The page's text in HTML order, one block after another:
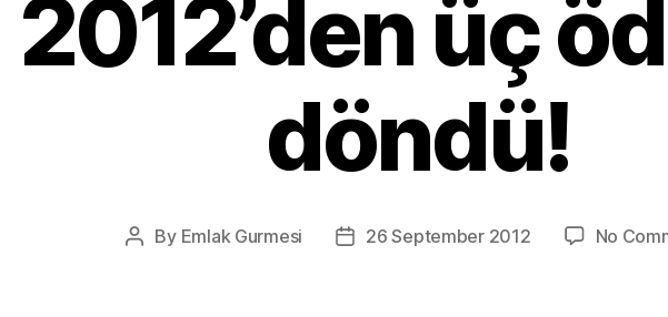
2012’den üç
döndü!
Post
By Emlak Gurmesi
Post26 September 2012 No